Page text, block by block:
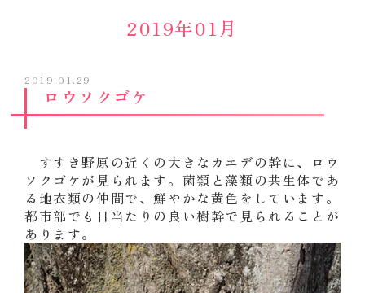
2019年01月
2019.01.29
ロウソクゴケ
すすき野原の近くの大きなカエデの幹に、ロウ
ソクゴケが見られます。菌類と藻類の共生体であ
る地衣類の仲間で、鮮やかな黄色をしています。
都市部でも日当たりの良い樹幹で見られることが
あります。